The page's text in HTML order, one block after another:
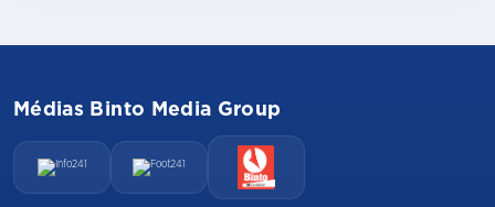
Médias Binto Media Group